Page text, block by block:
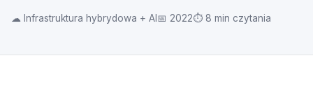
☁ Infrastruktura hybrydowa + AI 📅 2022⏱ 8 min czytania